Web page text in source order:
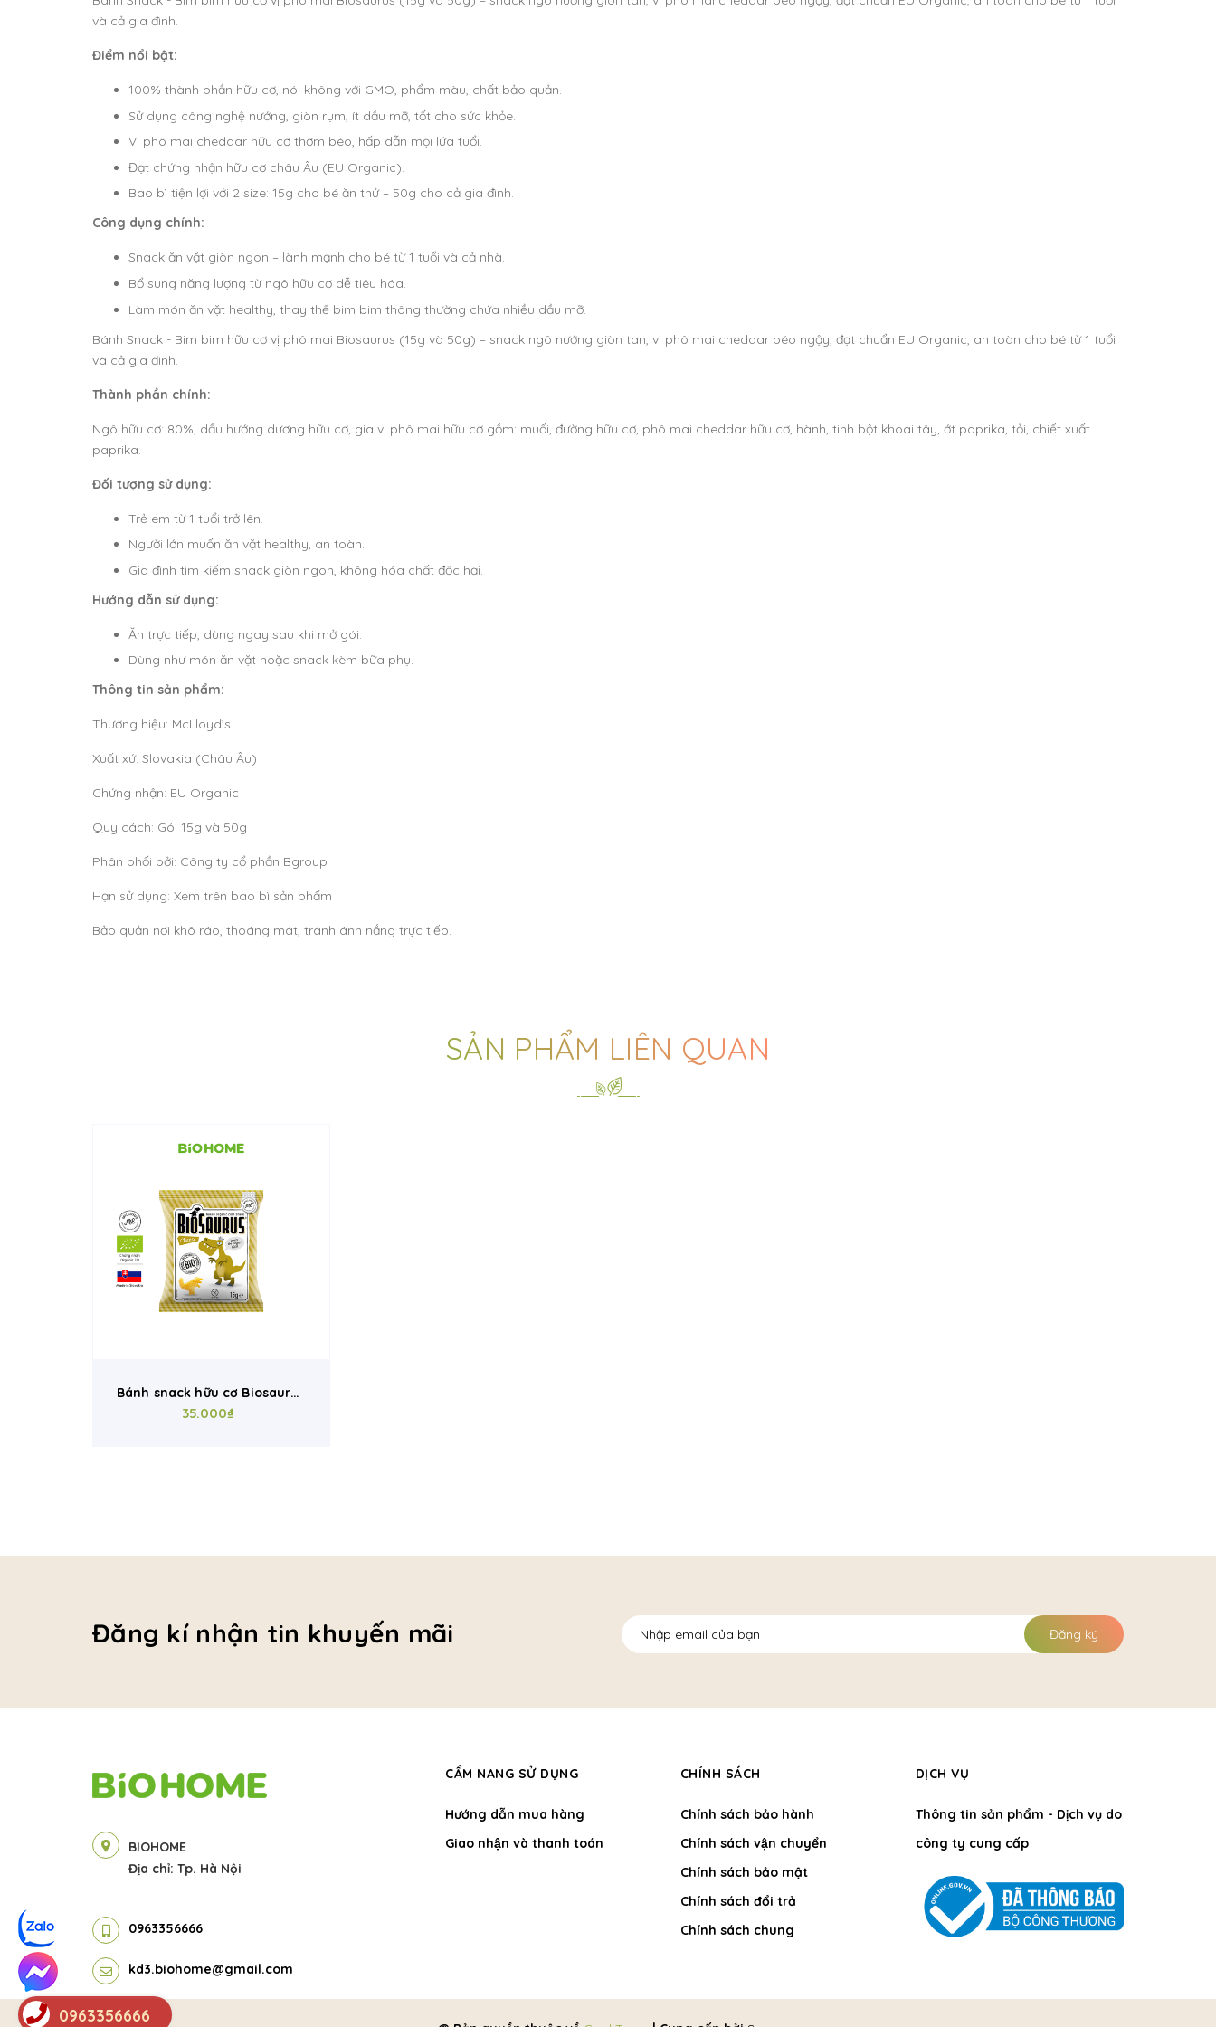
và cả gia đình.
Điểm nổi bật:
100% thành phần hữu cơ, nói không với GMO, phẩm màu, chất bảo quản.
Sử dụng công nghệ nướng, giòn rụm, ít dầu mỡ, tốt cho sức khỏe.
Vị phô mai cheddar hữu cơ thơm béo, hấp dẫn mọi lứa tuổi.
Đạt chứng nhận hữu cơ châu Âu (EU Organic).
Bao bì tiện lợi với 2 size: 15g cho bé ăn thử – 50g cho cả gia đình.
Công dụng chính:
Snack ăn vặt giòn ngon – lành mạnh cho bé từ 1 tuổi và cả nhà.
Bổ sung năng lượng từ ngô hữu cơ dễ tiêu hóa.
Làm món ăn vặt healthy, thay thế bim bim thông thường chứa nhiều dầu mỡ.
Bánh Snack - Bim bim hữu cơ vị phô mai Biosaurus (15g và 50g) – snack ngô nướng giòn tan, vị phô mai cheddar béo ngậy, đạt chuẩn EU Organic, an toàn cho bé từ 1 tuổi
và cả gia đình.
Thành phần chính:
Ngô hữu cơ: 80%, dầu hướng dương hữu cơ, gia vị phô mai hữu cơ gồm: muối, đường hữu cơ, phô mai cheddar hữu cơ, hành, tinh bột khoai tây, ớt paprika, tỏi, chiết xuất
paprika.
Đối tượng sử dụng:
Trẻ em từ 1 tuổi trở lên.
Người lớn muốn ăn vặt healthy, an toàn.
Gia đình tìm kiếm snack giòn ngon, không hóa chất độc hại.
Hướng dẫn sử dụng:
Ăn trực tiếp, dùng ngay sau khi mở gói.
Dùng như món ăn vặt hoặc snack kèm bữa phụ.
Thông tin sản phẩm:
Thương hiệu: McLloyd’s
Xuất xứ: Slovakia (Châu Âu)
Chứng nhận: EU Organic
Quy cách: Gói 15g và 50g
Phân phối bởi: Công ty cổ phần Bgroup
Hạn sử dụng: Xem trên bao bì sản phẩm
Bảo quản nơi khô ráo, thoáng mát, tránh ánh nắng trực tiếp.
SẢN PHẨM LIÊN QUAN
Bánh snack hữu cơ Biosaurus
vị phô mai 15g
35.000₫
Đăng kí nhận tin khuyến mãi Đăng ký
BIOHOME
Địa chỉ: Tp. Hà Nội
0963356666
kd3.biohome@gmail.com
CẨM NANG SỬ DỤNG
Hướng dẫn mua hàng
Giao nhận và thanh toán
CHÍNH SÁCH
Chính sách bảo hành
Chính sách vận chuyển
Chính sách bảo mật
Chính sách đổi trả
Chính sách chung
DỊCH VỤ
Thông tin sản phẩm - Dịch vụ do
công ty cung cấp
0963356666